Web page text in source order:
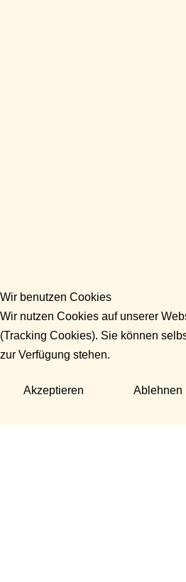
Wir benutzen Cookies
Wir nutzen Cookies auf unserer
(Tracking Cookies). Sie können
zur Verfügung stehen.
Akzeptieren Ablehnen